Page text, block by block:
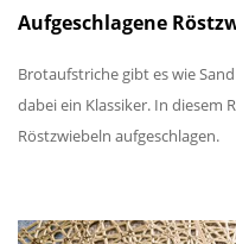
Aufgeschlagene
Brotaufstriche gibt es wie
dabei ein Klassiker. In diesem
Röstzwiebeln aufgeschlagen.